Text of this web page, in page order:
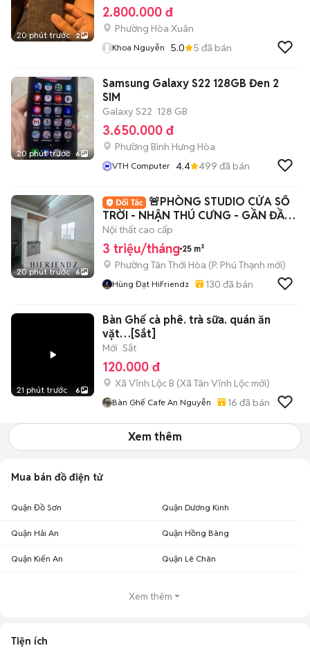
20 phút trước 2
2.800.000 đ
Phường Hòa Xuân
Khoa Nguyễn 5.0 5 đã bán
20 phút trước 6
Samsung Galaxy S22 128GB Đen 2
SIM
Galaxy S22 128 GB
3.650.000 đ
Phường Bình Hưng Hòa
VTH Computer 4.4 499 đã bán
20 phút trước 6
🚨PHÒNG STUDIO CỬA SỔ
TRỜI - NHẬN THÚ CƯNG - GẦN ĐẦM
SEN - 5P HIU - VHU
Nội thất cao cấp
3 triệu/tháng 25 m²
Phường Tân Thới Hòa (P. Phú Thạnh mới)
Hùng Đạt HiFriendz 130 đã bán
21 phút trước 6
Bàn Ghế cà phê. trà sữa. quán ăn
vặt…[Sắt]
Mới Sắt
120.000 đ
Xã Vĩnh Lộc B (Xã Tân Vĩnh Lộc mới)
Bàn Ghế Cafe An Nguyễn 16 đã bán
Xem thêm
Mua bán đồ điện tử
Quận Đồ Sơn Quận Dương Kinh
Quận Hải An Quận Hồng Bàng
Quận Kiến An Quận Lê Chân
Xem thêm
Tiện ích